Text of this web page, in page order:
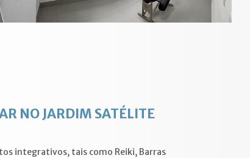
NO JARDIM SATÉLITE
integrativos, tais como Reiki, Barras